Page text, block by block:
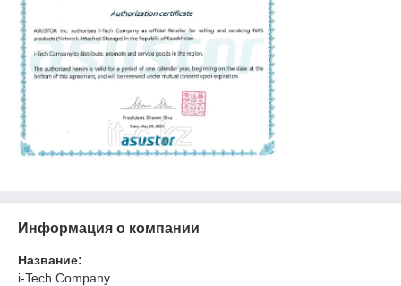
Информация о компании
Название:
i-Tech Company